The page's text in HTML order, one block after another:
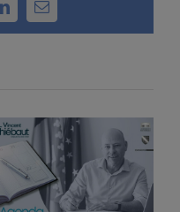
LinkedInEmail